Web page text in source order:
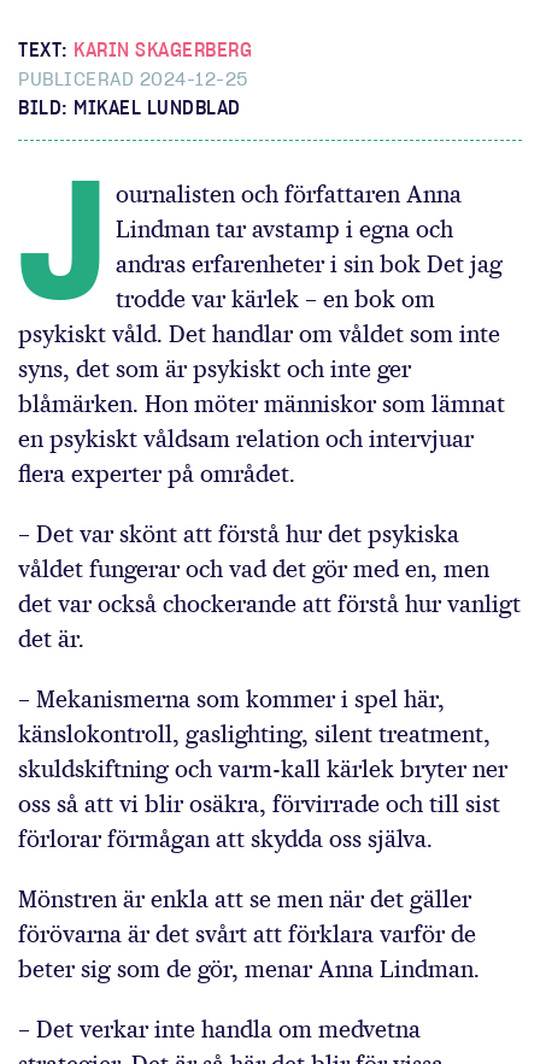
TEXT: KARIN SKAGERBERG
PUBLICERAD 2024-12-25
BILD: MIKAEL LUNDBLAD
J ournalisten och författaren Anna
Lindman tar avstamp i egna och
andras erfarenheter i sin bok Det jag
trodde var kärlek – en bok om
psykiskt våld. Det handlar om våldet som inte
syns, det som är psykiskt och inte ger
blåmärken. Hon möter människor som lämnat
en psykiskt våldsam relation och intervjuar
flera experter på området.
– Det var skönt att förstå hur det psykiska
våldet fungerar och vad det gör med en, men
det var också chockerande att förstå hur vanligt
det är.
– Mekanismerna som kommer i spel här,
känslokontroll, gaslighting, silent treat­ment,
skuldskiftning och varm-kall kärlek bryter ner
oss så att vi blir osäkra, förvirrade och till sist
förlorar förmågan att skydda oss själva.
Mönstren är enkla att se men när det gäller
förövarna är det svårt att förklara varför de
beter sig som de gör, menar Anna Lindman.
– Det verkar inte handla om medvetna